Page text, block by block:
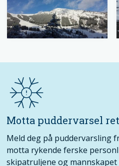
Motta puddervarsel
Meld deg på puddervarsling
motta rykende ferske
skipatruljene og